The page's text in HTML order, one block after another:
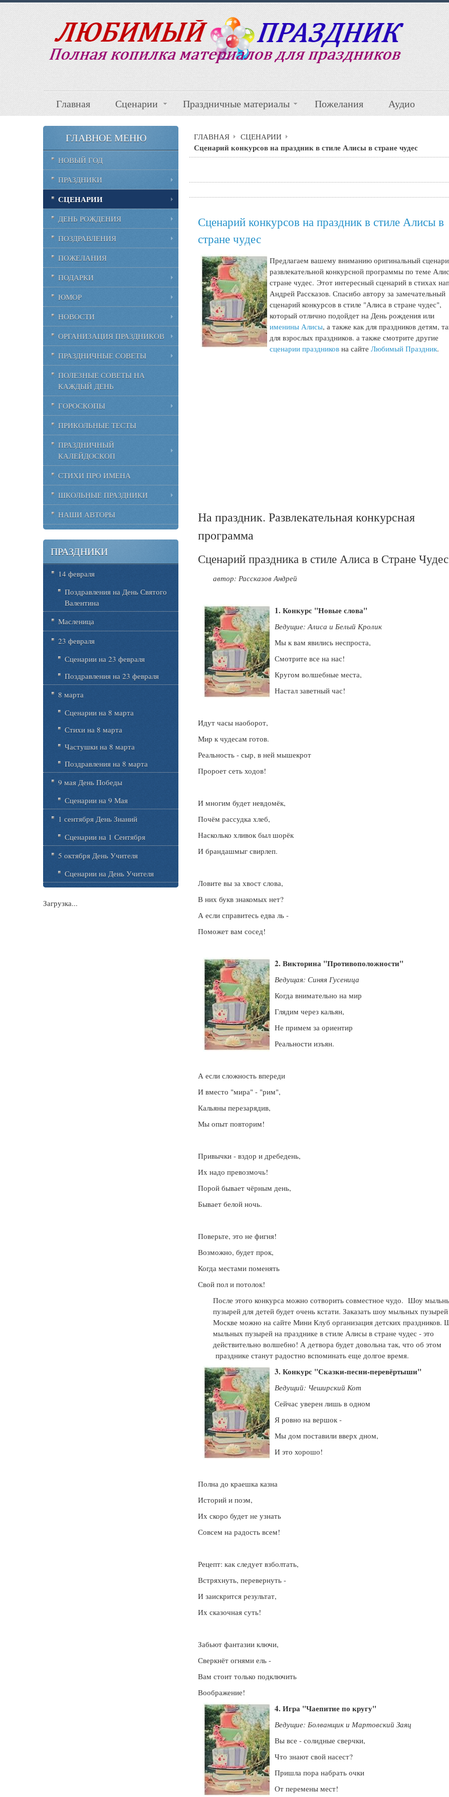
Главная Сценарии Праздничные материалы Пожелания Аудио
ГЛАВНАЯ СЦЕНАРИИ
Сценарий конкурсов на праздник в стиле Алисы в стране чудес
Сценарий конкурсов на праздник в стиле Алисы в
стране чудес
Предлагаем вашему вниманию оригинальный
развлекательной конкурсной программы по теме
стране чудес. Этот интересный сценарий в стихах
Андрей Рассказов. Спасибо автору за замечательный
сценарий конкурсов в стиле "Алиса в стране чудес",
который отлично подойдет на День рождения или
именины Алисы, а также как для праздников детям,
для взрослых праздников. а также смотрите другие
сценарии праздников на сайтеЛюбимый Праздник.
На праздник. Развлекательная конкурсная
программа
Сценарий праздника в стиле Алиса в Стране Чудес
автор: Рассказов Андрей
1. Конкурс "Новые слова"
Ведущие: Алиса и Белый Кролик
Мы к вам явились неспроста,
Смотрите все на нас!
Кругом волшебные места,
Настал заветный час!
Идут часы наоборот,
Мир к чудесам готов.
Реальность - сыр, в ней мышекрот
Пророет сеть ходов!
И многим будет невдомёк,
Почём рассудка хлеб,
Насколько хливок был шорёк
И брандашмыг свирлеп.
Ловите вы за хвост слова,
В них букв знакомых нет?
А если справитесь едва ль -
Поможет вам сосед!
2. Викторина "Противоположности"
Ведущая: Синяя Гусеница
Когда внимательно на мир
Глядим через кальян,
Не примем за ориентир
Реальности изъян.
А если сложность впереди
И вместо "мира" - "рим",
Кальяны перезарядив,
Мы опыт повторим!
Привычки - вздор и дребедень,
Их надо превозмочь!
Порой бывает чёрным день,
Бывает белой ночь.
Поверьте, это не фигня!
Возможно, будет прок,
Когда местами поменять
Свой пол и потолок!
После этого конкурса можно сотворить совместное чудо. Шоу
пузырей для детей будет очень кстати. Заказать шоу мыльных
Москве можно на сайте Мини Клуб организация детских праздников.
мыльных пузырей на празднике в стиле Алисы в стране чудес - это
действительно волшебно! А детвора будет довольна так, что об этом
празднике станут радостно вспоминать еще долгое время.
3. Конкурс "Сказки-песни-перевёртыши"
Ведущий: Чеширский Кот
Сейчас уверен лишь в одном
Я ровно на вершок -
Мы дом поставили вверх дном,
И это хорошо!
Полна до краешка казна
Историй и поэм,
Их скоро будет не узнать
Совсем на радость всем!
Рецепт: как следует взболтать,
Встряхнуть, перевернуть -
И заискрится результат,
Их сказочная суть!
Забьют фантазии ключи,
Сверкнёт огнями ель -
Вам стоит только подключить
Воображение!
4. Игра "Чаепитие по кругу"
Ведущие: Болванщик и Мартовский Заяц
Вы все - солидные сверчки,
Что знают свой насест?
Пришла пора набрать очки
От перемены мест!
ГЛАВНОЕ МЕНЮ
НОВЫЙ ГОД
ПРАЗДНИКИ
СЦЕНАРИИ
ДЕНЬ РОЖДЕНИЯ
ПОЗДРАВЛЕНИЯ
ПОЖЕЛАНИЯ
ПОДАРКИ
ЮМОР
НОВОСТИ
ОРГАНИЗАЦИЯ ПРАЗДНИКОВ
ПРАЗДНИЧНЫЕ СОВЕТЫ
ПОЛЕЗНЫЕ СОВЕТЫ НА
КАЖДЫЙ ДЕНЬ
ГОРОСКОПЫ
ПРИКОЛЬНЫЕ ТЕСТЫ
ПРАЗДНИЧНЫЙ
КАЛЕЙДОСКОП
СТИХИ ПРО ИМЕНА
ШКОЛЬНЫЕ ПРАЗДНИКИ
НАШИ АВТОРЫ
ПРАЗДНИКИ
14 февраля
Поздравления на День Святого
Валентина
Масленица
23 февраля
Сценарии на 23 февраля
Поздравления на 23 февраля
8 марта
Сценарии на 8 марта
Стихи на 8 марта
Частушки на 8 марта
Поздравления на 8 марта
9 мая День Победы
Сценарии на 9 Мая
1 сентября День Знаний
Сценарии на 1 Сентября
5 октября День Учителя
Сценарии на День Учителя
Загрузка...